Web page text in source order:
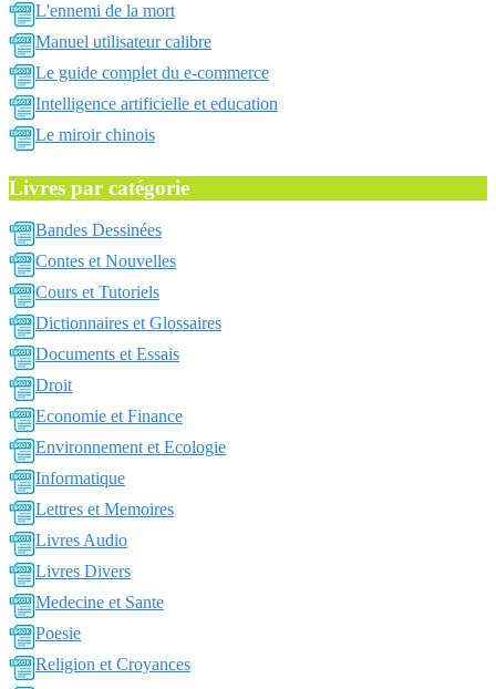
L'ennemi de la mort
Manuel utilisateur calibre
Le guide complet du e-commerce
Intelligence artificielle et education
Le miroir chinois
Livres par catégorie
Bandes Dessinées
Contes et Nouvelles
Cours et Tutoriels
Dictionnaires et Glossaires
Documents et Essais
Droit
Economie et Finance
Environnement et Ecologie
Informatique
Lettres et Memoires
Livres Audio
Livres Divers
Medecine et Sante
Poesie
Religion et Croyances